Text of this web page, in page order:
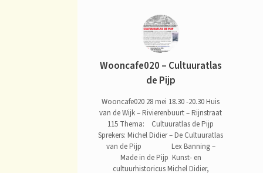
Wooncafe020 – Cultuuratlas
de Pijp
Wooncafe020 28 mei 18.30 -20.30 Huis
van de Wijk – Rivierenbuurt – Rijnstraat
115 Thema: Cultuuratlas de Pijp
Sprekers: Michel Didier – De Cultuuratlas
van de Pijp Lex Banning –
Made in de Pijp Kunst- en
cultuurhistoricus Michel Didier,